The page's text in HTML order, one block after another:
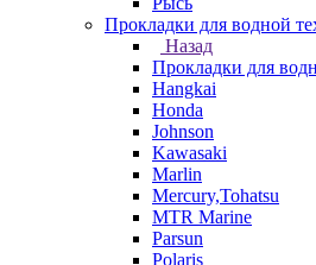
Прокладки для водной
Назад
Прокладки для
Hangkai
Honda
Johnson
Kawasaki
Marlin
Mercury,Tohatsu
MTR Marine
Parsun
Polaris